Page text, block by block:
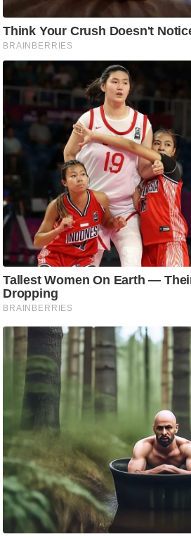
N
e
w
ला
इ
फ
स्टा
इ
टे
क्नॉ
लॉ
जी
ब्यू
टी
/
फै
घ
लू
नु
स्खे
प
र्य